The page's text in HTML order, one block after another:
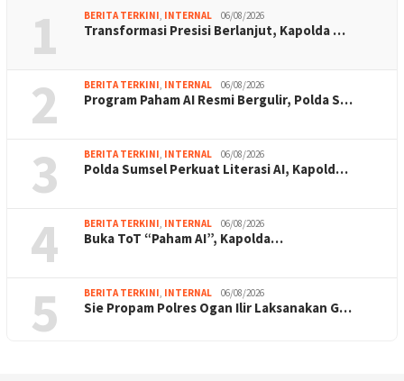
1 BERITA TERKINI, INTERNAL 06/08/2026
Transformasi Presisi Berlanjut, Kapolda …
2 BERITA TERKINI, INTERNAL 06/08/2026
Program Paham AI Resmi Bergulir, Polda S…
3 BERITA TERKINI, INTERNAL 06/08/2026
Polda Sumsel Perkuat Literasi AI, Kapold…
4 BERITA TERKINI, INTERNAL 06/08/2026
Buka ToT “Paham AI”, Kapolda…
5 BERITA TERKINI, INTERNAL 06/08/2026
Sie Propam Polres Ogan Ilir Laksanakan G…